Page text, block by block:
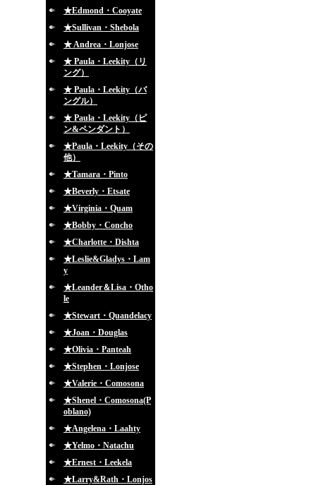
★Edmond・Cooyate
★Sullivan・Shebola
★ Andrea・Lonjose
★ Paula・Leekity（リ
ング）
★ Paula・Leekity（バ
ングル）
★ Paula・Leekity（ピ
ン&ペンダント）
★Paula・Leekity（その
他）
★Tamara・Pinto
★Beverly・Etsate
★Virginia・Quam
★Bobby・Concho
★Charlotte・Dishta
★Leslie&Gladys・Lam
y
★Leander＆Lisa・Otho
le
★Stewart・Quandelacy
★Joan・Douglas
★Olivia・Panteah
★Stephen・Lonjose
★Valerie・Comosona
★Shenel・Comosona(P
oblano)
★Angelena・Laahty
★Yelmo・Natachu
★Ernest・Leekela
★Larry&Rath・Lonjos